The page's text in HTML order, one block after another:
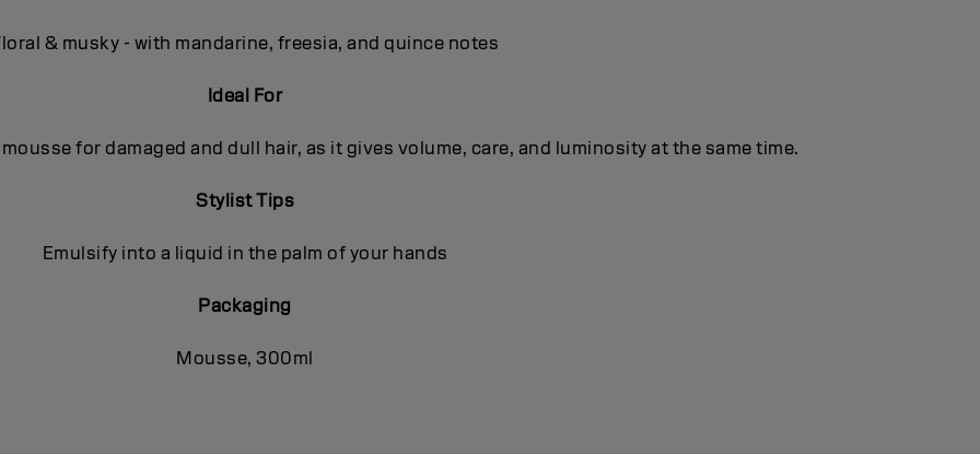
& musky - with mandarine, freesia, and quince notes
Ideal For
for damaged and dull hair, as it gives volume, care, and luminosity at the same time.
Stylist Tips
Emulsify into a liquid in the palm of your hands
Packaging
Mousse, 300ml